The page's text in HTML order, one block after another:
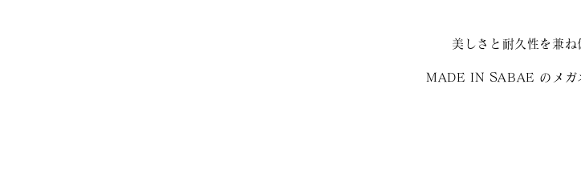
美しさと耐久性を兼ね
MADE IN SABAE のメガ